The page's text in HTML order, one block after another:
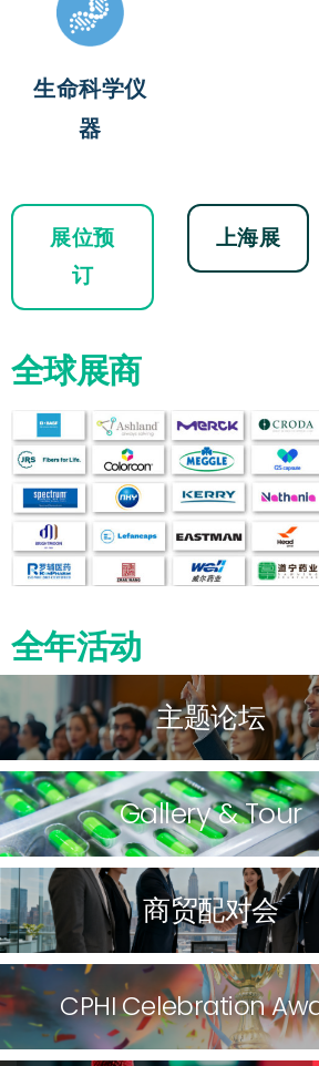
生命科学仪
器
展位预
订
上海展
全球展商
全年活动
主题论坛
Gallery & Tour
商贸配对会
CPHI Celebration